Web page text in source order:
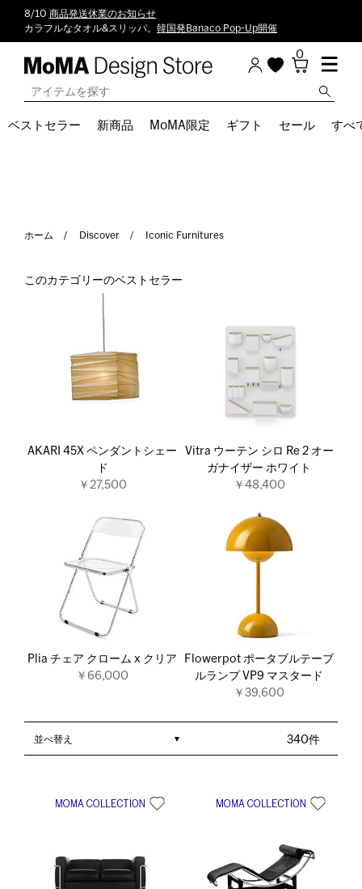
8/10 商品発送休業のお知らせ
カラフルなタオル&スリッパ。 韓国発Banaco Pop-Up開催
0
ベストセラー 新商品 MoMA限定 ギフト セール すべ
ホーム Discover Iconic Furnitures
このカテゴリーのベストセラー
AKARI 45X ペンダントシェー
ド
￥27,500
Vitra ウーテン シロ Re 2 オー
ガナイザー ホワイト
￥48,400
Plia チェア クローム x クリア
￥66,000
Flowerpot ポータブルテーブ
ルランプ VP9 マスタード
￥39,600
340件
並べ替え